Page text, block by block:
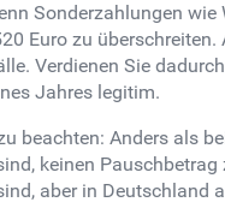
Sonderzahlungen
Euro zu
Verdienen Sie
Jahres legitim.
beachten: Anders als
keinen
aber in Deutschland